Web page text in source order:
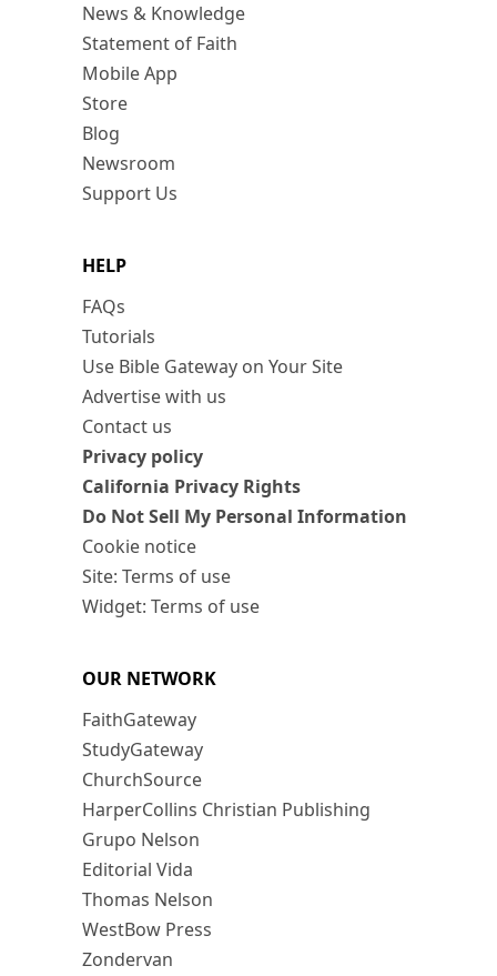
News & Knowledge
Statement of Faith
Mobile App
Store
Blog
Newsroom
Support Us
HELP
FAQs
Tutorials
Use Bible Gateway on Your Site
Advertise with us
Contact us
Privacy policy
California Privacy Rights
Do Not Sell My Personal Information
Cookie notice
Site: Terms of use
Widget: Terms of use
OUR NETWORK
FaithGateway
StudyGateway
ChurchSource
HarperCollins Christian Publishing
Grupo Nelson
Editorial Vida
Thomas Nelson
WestBow Press
Zondervan